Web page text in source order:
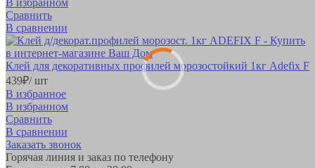
Сравнить
В сравнении
Клей для декоративных профилей морозостойкий 1кг Adefix F
439₽/ шт
В избранное
В избранном
Сравнить
В сравнении
Заказать звонок
Горячая линия и заказ по телефону